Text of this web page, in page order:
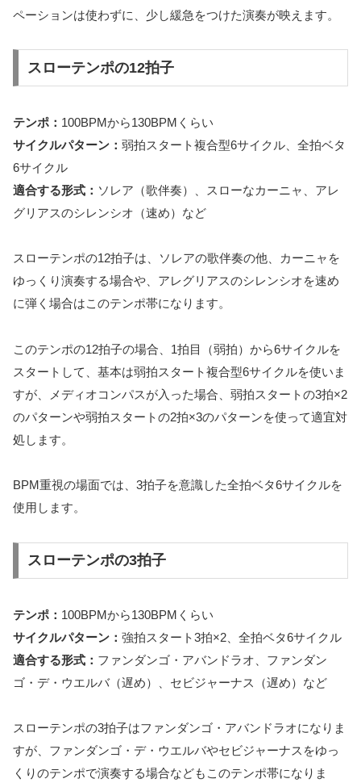
ペーションは使わずに、少し緩急をつけた演奏が映えます。
スローテンポの12拍子
テンポ： 100BPMから130BPMくらい
サイクルパターン： 弱拍スタート複合型6サイクル、全拍ベタ
6サイクル
適合する形式： ソレア（歌伴奏）、スローなカーニャ、アレ
グリアスのシレンシオ（速め）など
スローテンポの12拍子は、ソレアの歌伴奏の他、カーニャを
ゆっくり演奏する場合や、アレグリアスのシレンシオを速め
に弾く場合はこのテンポ帯になります。
このテンポの12拍子の場合、1拍目（弱拍）から6サイクルを
スタートして、基本は弱拍スタート複合型6サイクルを使いま
すが、メディオコンパスが入った場合、弱拍スタートの3拍×2
のパターンや弱拍スタートの2拍×3のパターンを使って適宜対
処します。
BPM重視の場面では、3拍子を意識した全拍ベタ6サイクルを
使用します。
スローテンポの3拍子
テンポ： 100BPMから130BPMくらい
サイクルパターン： 強拍スタート3拍×2、全拍ベタ6サイクル
適合する形式： ファンダンゴ・アバンドラオ、ファンダン
ゴ・デ・ウエルバ（遅め）、セビジャーナス（遅め）など
スローテンポの3拍子はファンダンゴ・アバンドラオになりま
すが、ファンダンゴ・デ・ウエルバやセビジャーナスをゆっ
くりのテンポで演奏する場合などもこのテンポ帯になりま